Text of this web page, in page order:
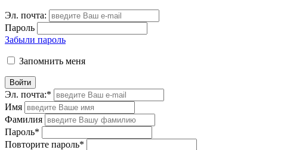
Эл. почта:
Пароль
Забыли пароль
Запомнить меня
Войти
Эл. почта:*
Имя
Фамилия
Пароль*
Повторите пароль*